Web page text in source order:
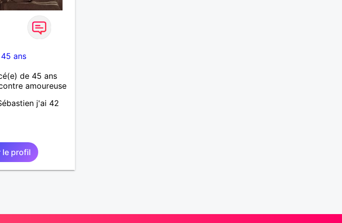
45 ans
de 45 ans
amoureuse
j'ai 42
le profil